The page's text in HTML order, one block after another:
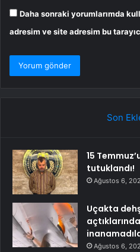
Daha sonraki yorumlarımda
adresim ve site adresim bu
Son
15
tutuklandı!
Ağustos 6,
Uçakta
Ağustos 6,